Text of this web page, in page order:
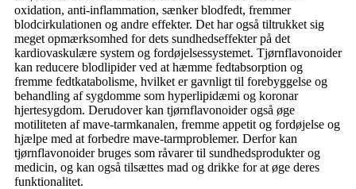
oxidation, anti-inflammation, sænker blodfedt, fremmer
blodcirkulationen og andre effekter. Det har også tiltrukket sig
meget opmærksomhed for dets sundhedseffekter på det
kardiovaskulære system og fordøjelsessystemet. Tjørnflavonoider
kan reducere blodlipider ved at hæmme fedtabsorption og
fremme fedtkatabolisme, hvilket er gavnligt til forebyggelse og
behandling af sygdomme som hyperlipidæmi og koronar
hjertesygdom. Derudover kan tjørnflavonoider også øge
motiliteten af ​​mave-tarmkanalen, fremme appetit og fordøjelse og
hjælpe med at forbedre mave-tarmproblemer. Derfor kan
tjørnflavonoider bruges som råvarer til sundhedsprodukter og
medicin, og kan også tilsættes mad og drikke for at øge deres
funktionalitet.